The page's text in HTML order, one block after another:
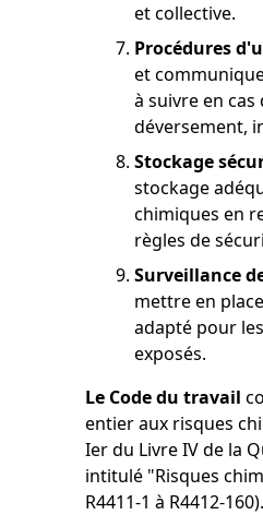
et collective.
Procédures
et
à suivre en
déversement,
Stockage
stockage
chimiques en
règles de
Surveillance
mettre en
adapté pour
exposés.
Le Code du travail
entier aux risques
Ier du Livre IV de la
intitulé "Risques
R4411-1 à R4412-